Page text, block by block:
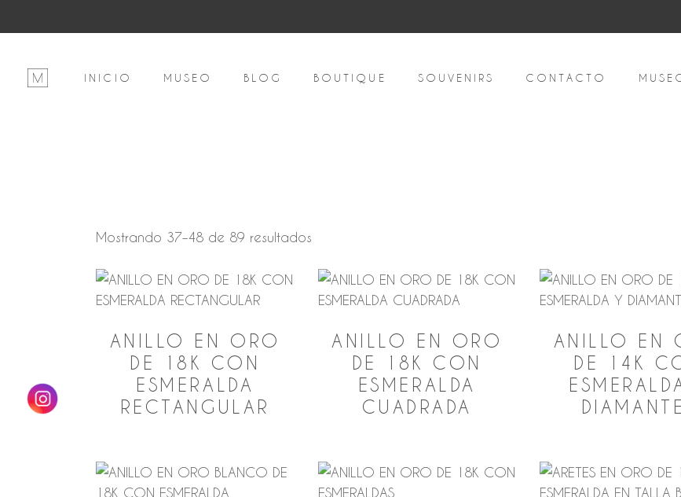
INICIO MUSEO BLOG BOUTIQUE SOUVENIRS CONTACTO
Mostrando 37–48 de 89 resultados
precio:
alto
ANILLO EN ORO
DE 18K CON
ESMERALDA
RECTANGULAR
ANILLO EN ORO
DE 18K CON
ESMERALDA
CUADRADA
ANILLO EN
DE 14K